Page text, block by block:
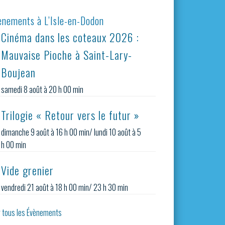
à L’Isle-en-Dodon
Cinéma dans les coteaux 2026 :
Mauvaise Pioche à Saint-Lary-
Boujean
samedi 8 août à 20 h 00 min
Trilogie « Retour vers le futur »
dimanche 9 août à 16 h 00 min/lundi 10 août à 5
h 00 min
Vide grenier
vendredi 21 août à 18 h 00 min/23 h 30 min
les Évènements